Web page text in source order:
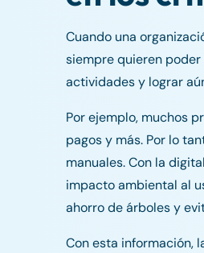
Cuando una
siempre quieren
actividades y lograr
Por ejemplo, muchos
pagos y más. Por lo
manuales. Con la
impacto ambiental al
ahorro de árboles y
Con esta información,